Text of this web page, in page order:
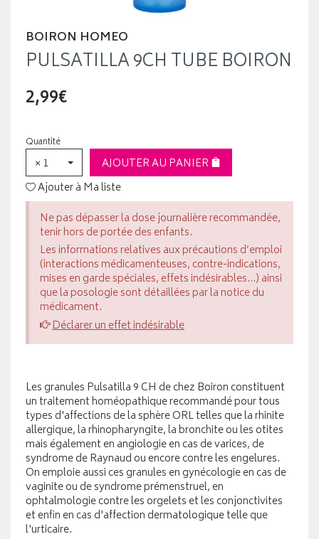
BOIRON HOMEO
PULSATILLA 9CH TUBE BOIRON
2,99€
Quantité
× 1
AJOUTER AU PANIER
Ajouter à Ma liste
Ne pas dépasser la dose journalière recommandée,
tenir hors de portée des enfants.
Les informations relatives aux précautions d’emploi
(interactions médicamenteuses, contre-indications,
mises en garde spéciales, effets indésirables...) ainsi
que la posologie sont détaillées par la notice du
médicament.
Déclarer un effet indésirable
Les granules Pulsatilla 9 CH de chez Boiron constituent
un traitement homéopathique recommandé pour tous
types d'affections de la sphère ORL telles que la rhinite
allergique, la rhinopharyngite, la bronchite ou les otites
mais également en angiologie en cas de varices, de
syndrome de Raynaud ou encore contre les engelures.
On emploie aussi ces granules en gynécologie en cas de
vaginite ou de syndrome prémenstruel, en
ophtalmologie contre les orgelets et les conjonctivites
et enfin en cas d'affection dermatologique telle que
l'urticaire.